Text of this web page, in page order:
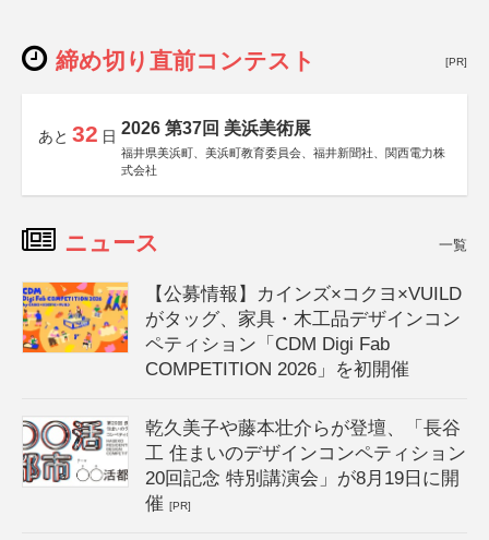
締め切り直前コンテスト [PR]
あと 32 日 2026 第37回 美浜美術展
福井県美浜町、美浜町教育委員会、福井新聞社、関西電力株
式会社
ニュース 一覧
【公募情報】カインズ×コクヨ×VUILD
がタッグ、家具・木工品デザインコン
ペティション「CDM Digi Fab
COMPETITION 2026」を初開催
乾久美子や藤本壮介らが登壇、「長谷
工 住まいのデザインコンペティション
20回記念 特別講演会」が8月19日に開
催[PR]